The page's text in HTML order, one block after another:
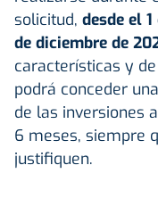
solicitud, desde el
de diciembre de
características y
podrá conceder
de las inversiones
6 meses, siempre
justifiquen.